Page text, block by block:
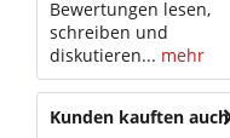
Bewertungen lesen,
schreiben und
diskutieren... mehr
Kunden kauften auch